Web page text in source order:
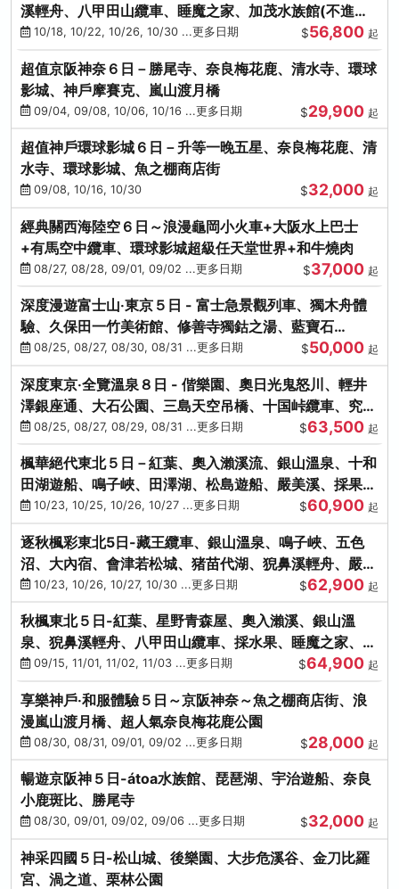
溪輕舟、八甲田山纜車、睡魔之家、加茂水族館(不進店)
(庄內/庄內)
10/18, 10/22, 10/26, 10/30 ...更多日期 $56,800 起
超值京阪神奈６日－勝尾寺、奈良梅花鹿、清水寺、環球
影城、神戶摩賽克、嵐山渡月橋
09/04, 09/08, 10/06, 10/16 ...更多日期 $29,900 起
超值神戶環球影城６日－升等一晚五星、奈良梅花鹿、清
水寺、環球影城、魚之棚商店街
09/08, 10/16, 10/30 $32,000 起
經典關西海陸空６日～浪漫龜岡小火車+大阪水上巴士
+有馬空中纜車、環球影城超級任天堂世界+和牛燒肉
08/27, 08/28, 09/01, 09/02 ...更多日期 $37,000 起
深度漫遊富士山‧東京５日 - 富士急景觀列車、獨木舟體
驗、久保田一竹美術館、修善寺獨鈷之湯、藍寶石
SAPHIR踴子號
08/25, 08/27, 08/30, 08/31 ...更多日期 $50,000 起
深度東京‧全覽溫泉８日 - 偕樂園、奧日光鬼怒川、輕井
澤銀座通、大石公園、三島天空吊橋、十国峠纜車、究極
海鮮食べ放題
08/25, 08/27, 08/29, 08/31 ...更多日期 $63,500 起
楓華絕代東北５日－紅葉、奧入瀨溪流、銀山溫泉、十和
田湖遊船、鳴子峽、田澤湖、松島遊船、嚴美溪、採果烤
牡蠣10/23, 10/25, 10/26, 10/27 ...更多日期 $60,900 起
逐秋楓彩東北5日-藏王纜車、銀山溫泉、鳴子峽、五色
沼、大內宿、會津若松城、猪苗代湖、猊鼻溪輕舟、嚴美
溪、松島海灣遊船
10/23, 10/26, 10/27, 10/30 ...更多日期 $62,900 起
秋楓東北５日-紅葉、星野青森屋、奧入瀨溪、銀山溫
泉、猊鼻溪輕舟、八甲田山纜車、採水果、睡魔之家、法
式料理(不進免稅店)
09/15, 11/01, 11/02, 11/03 ...更多日期 $64,900 起
享樂神戶‧和服體驗５日～京阪神奈～魚之棚商店街、浪
漫嵐山渡月橋、超人氣奈良梅花鹿公園
08/30, 08/31, 09/01, 09/02 ...更多日期 $28,000 起
暢遊京阪神５日-átoa水族館、琵琶湖、宇治遊船、奈良
小鹿斑比、勝尾寺
08/30, 09/01, 09/02, 09/06 ...更多日期 $32,000 起
神采四國５日-松山城、後樂園、大步危溪谷、金刀比羅
宮、渦之道、栗林公園